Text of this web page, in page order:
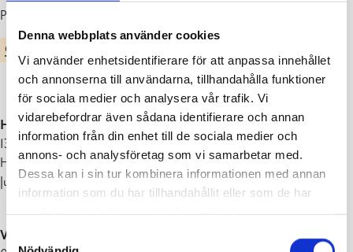
Denna webbplats använder cookies
Vi använder enhetsidentifierare för att anpassa innehållet
och annonserna till användarna, tillhandahålla funktioner
för sociala medier och analysera vår trafik. Vi
vidarebefordrar även sådana identifierare och annan
information från din enhet till de sociala medier och
annons- och analysföretag som vi samarbetar med.
Dessa kan i sin tur kombinera informationen med annan
information som du har tillhandahållit eller som de har
Samtyckesval
Publicerad : 07.12.2023
GRUNDLÄGGANDE UTBILDNING
Höstterminen 2024:
13.08.2024–20.12.2024 (91 arbetsdagar)
Höstlov: 17.10.2024–18.10.2024
Jullov: 21.12.2024–06.01.2025
Vårterminen 2025: